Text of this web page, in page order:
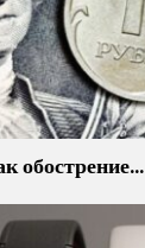
обострение…